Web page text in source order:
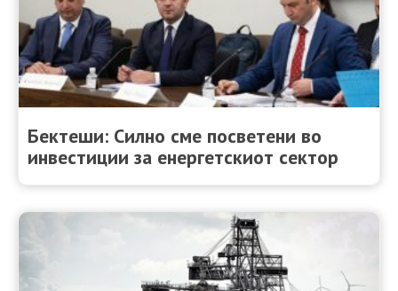
Бектеши: Силно сме посветени во
инвестиции за енергетскиот сектор